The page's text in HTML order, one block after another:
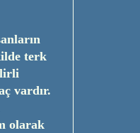
terk
vardır.
olarak